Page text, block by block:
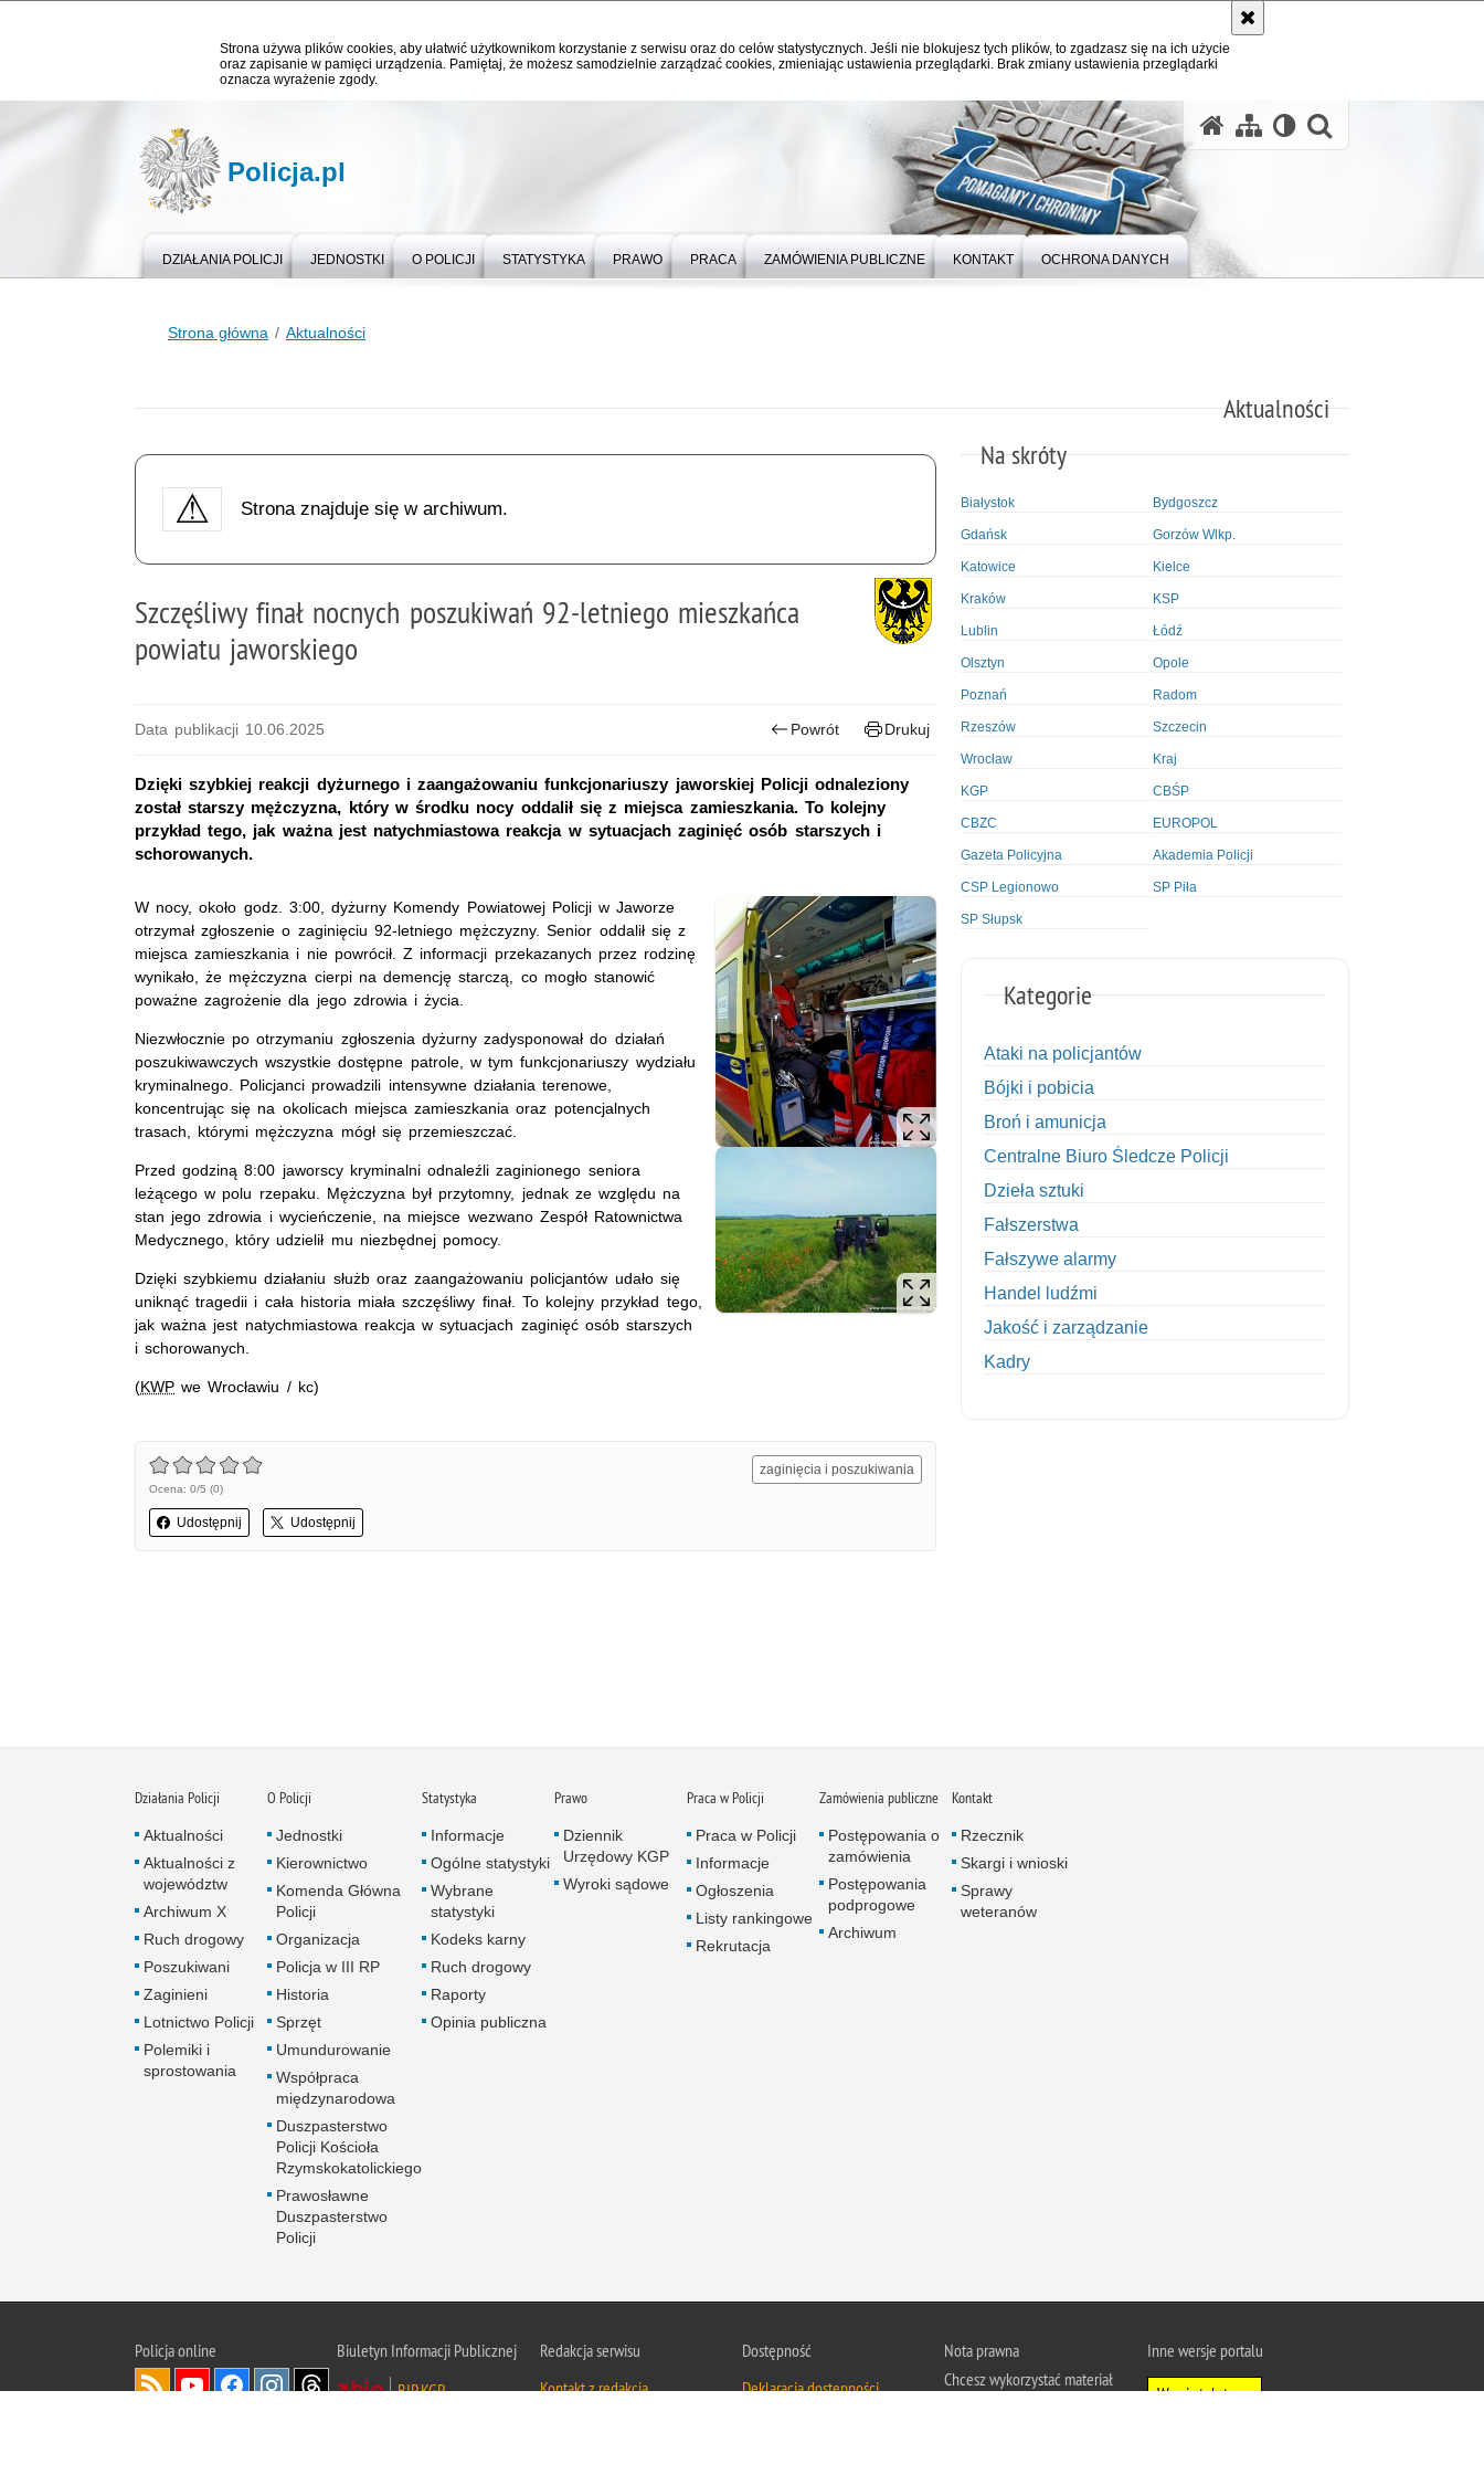
Strona używa plików cookies, aby ułatwić użytkownikom korzystanie z serwisu oraz do celów statystycznych. Jeśli nie blokujesz tych plików, to zgadzasz się na ich użycie
oraz zapisanie w pamięci urządzenia. Pamiętaj, że możesz samodzielnie zarządzać cookies, zmieniając ustawienia przeglądarki. Brak zmiany ustawienia przeglądarki
oznacza wyrażenie zgody.
Policja.pl
DZIAŁANIA POLICJI JEDNOSTKI O POLICJI STATYSTYKA PRAWO PRACA ZAMÓWIENIA PUBLICZNE KONTAKT OCHRONA DANYCH
Strona główna Aktualności
Aktualności
Strona znajduje się w archiwum.
Szczęśliwy finał nocnych poszukiwań 92-letniego mieszkańca
powiatu jaworskiego
Data publikacji 10.06.2025 Powrót Drukuj
Dzięki szybkiej reakcji dyżurnego i zaangażowaniu funkcjonariuszy jaworskiej Policji odnaleziony
został starszy mężczyzna, który w środku nocy oddalił się z miejsca zamieszkania. To kolejny
przykład tego, jak ważna jest natychmiastowa reakcja w sytuacjach zaginięć osób starszych i
schorowanych.
W nocy, około godz. 3:00, dyżurny Komendy Powiatowej Policji w Jaworze
otrzymał zgłoszenie o zaginięciu 92-letniego mężczyzny. Senior oddalił się z
miejsca zamieszkania i nie powrócił. Z informacji przekazanych przez rodzinę
wynikało, że mężczyzna cierpi na demencję starczą, co mogło stanowić
poważne zagrożenie dla jego zdrowia i życia.
Niezwłocznie po otrzymaniu zgłoszenia dyżurny zadysponował do działań
poszukiwawczych wszystkie dostępne patrole, w tym funkcjonariuszy wydziału
kryminalnego. Policjanci prowadzili intensywne działania terenowe,
koncentrując się na okolicach miejsca zamieszkania oraz potencjalnych
trasach, którymi mężczyzna mógł się przemieszczać.
Przed godziną 8:00 jaworscy kryminalni odnaleźli zaginionego seniora
leżącego w polu rzepaku. Mężczyzna był przytomny, jednak ze względu na
stan jego zdrowia i wycieńczenie, na miejsce wezwano Zespół Ratownictwa
Medycznego, który udzielił mu niezbędnej pomocy.
Dzięki szybkiemu działaniu służb oraz zaangażowaniu policjantów udało się
uniknąć tragedii i cała historia miała szczęśliwy finał. To kolejny przykład tego,
jak ważna jest natychmiastowa reakcja w sytuacjach zaginięć osób starszych
i schorowanych.
(KWP we Wrocławiu / kc)
Ocena: 0/5 (0)
Udostępnij Udostępnij
zaginięcia i poszukiwania
Na skróty
Białystok Bydgoszcz
Gdańsk Gorzów Wlkp.
Katowice Kielce
Kraków KSP
Lublin Łódź
Olsztyn Opole
Poznań Radom
Rzeszów Szczecin
Wrocław Kraj
KGP CBŚP
CBZC EUROPOL
Gazeta Policyjna Akademia Policji
CSP Legionowo SP Piła
SP Słupsk
Kategorie
Ataki na policjantów
Bójki i pobicia
Broń i amunicja
Centralne Biuro Śledcze Policji
Dzieła sztuki
Fałszerstwa
Fałszywe alarmy
Handel ludźmi
Jakość i zarządzanie
Kadry
Nietrzeźwi kierujący
Nietrzeźwi opiekunowie
Nietrzeźwi pracownicy
Niszczenie mienia
Porwania
Pożary i podpalenia
Działania Policji
Aktualności
Aktualności z
województw
Archiwum X
Ruch drogowy
Poszukiwani
Zaginieni
Lotnictwo Policji
Polemiki i
sprostowania
O Policji
Jednostki
Kierownictwo
Komenda Główna
Policji
Organizacja
Policja w III RP
Historia
Sprzęt
Umundurowanie
Współpraca
międzynarodowa
Duszpasterstwo
Policji Kościoła
Rzymskokatolickiego
Prawosławne
Duszpasterstwo
Policji
Statystyka
Informacje
Ogólne statystyki
Wybrane
statystyki
Kodeks karny
Ruch drogowy
Raporty
Opinia publiczna
Prawo
Dziennik
Urzędowy KGP
Wyroki sądowe
Praca w Policji
Praca w Policji
Informacje
Ogłoszenia
Listy rankingowe
Rekrutacja
Zamówienia publiczne
Postępowania o
zamówienia
Postępowania
podprogowe
Archiwum
Kontakt
Rzecznik
Skargi i wnioski
Sprawy
weteranów
Policjaonline
Biuletyn Informacji Publicznej
BIP KGP
Redakcja serwisu
Kontakt z redakcją
Dostępność
Deklaracja dostępności
Nota prawna
Chcesz wykorzystać materiał
Inne wersje portalu
Wersja tekstowa